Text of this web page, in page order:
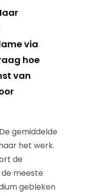
via
hoe
van
gemiddelde
het werk.
de
meeste
gebleken